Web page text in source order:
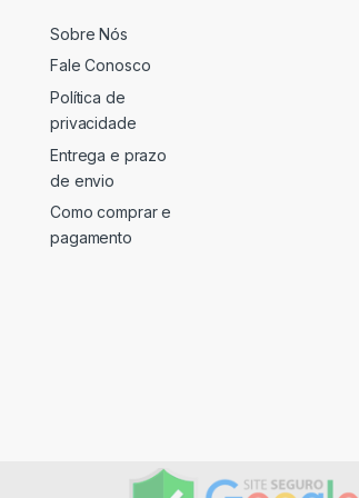
Sobre Nós
Fale Conosco
Política de
privacidade
Entrega e prazo
de envio
Como comprar e
pagamento